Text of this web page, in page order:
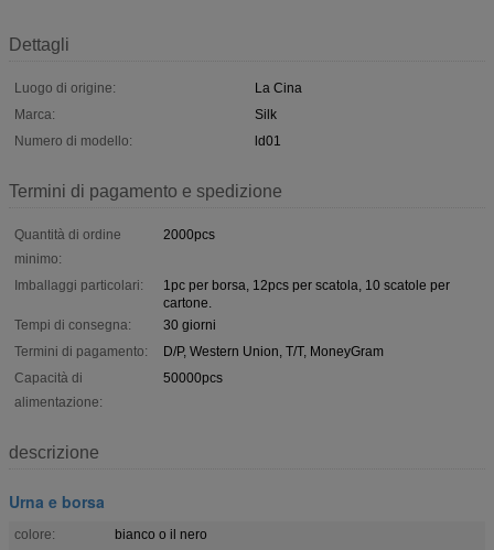
Dettagli
Luogo di origine:
La Cina
Marca:
Silk
Numero di modello:
ld01
Termini di pagamento e spedizione
Quantità di ordine
minimo:
2000pcs
Imballaggi particolari:
1pc per borsa, 12pcs per scatola, 10 scatole per
cartone.
Tempi di consegna:
30 giorni
Termini di pagamento:
D/P, Western Union, T/T, MoneyGram
Capacità di
alimentazione:
50000pcs
descrizione
Urna e borsa
colore:
bianco o il nero